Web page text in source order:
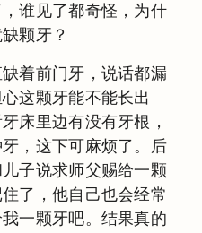
谁见了都奇怪，为什
颗牙？
着前门牙，说话都漏
这颗牙能不能长出
床里边有没有牙根，
，这下可麻烦了。后
子说求师父赐给一颗
了，他自己也会经常
一颗牙吧。结果真的